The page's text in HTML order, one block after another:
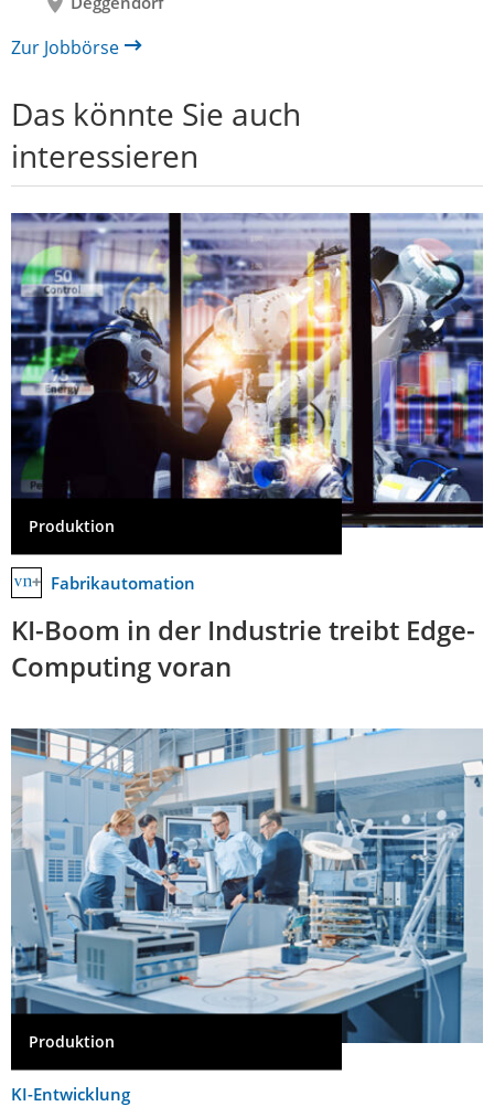
Zur Jobbörse
Das könnte Sie auch
interessieren
Produktion
Fabrikautomation
KI-Boom in der Industrie treibt Edge-
Computing voran
Produktion
KI-Entwicklung